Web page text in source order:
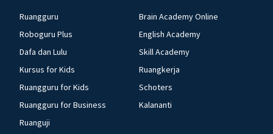
Ruangguru
Roboguru Plus
Dafa dan Lulu
Kursus for Kids
Ruangguru for Kids
Ruangguru for Business
Ruanguji
Brain Academy Online
English Academy
Skill Academy
Ruangkerja
Schoters
Kalananti